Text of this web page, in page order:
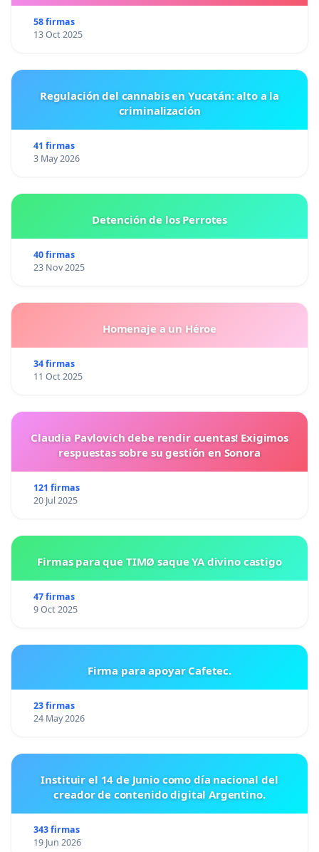
58 firmas
13 Oct 2025
Regulación del cannabis en Yucatán: alto a la
criminalización
41 firmas
3 May 2026
Detención de los Perrotes
40 firmas
23 Nov 2025
Homenaje a un Héroe
34 firmas
11 Oct 2025
Claudia Pavlovich debe rendir cuentas! Exigimos
respuestas sobre su gestión en Sonora
121 firmas
20 Jul 2025
Firmas para que TIMØ saque YA divino castigo
47 firmas
9 Oct 2025
Firma para apoyar Cafetec.
23 firmas
24 May 2026
Instituir el 14 de Junio como día nacional del
creador de contenido digital Argentino.
343 firmas
19 Jun 2026